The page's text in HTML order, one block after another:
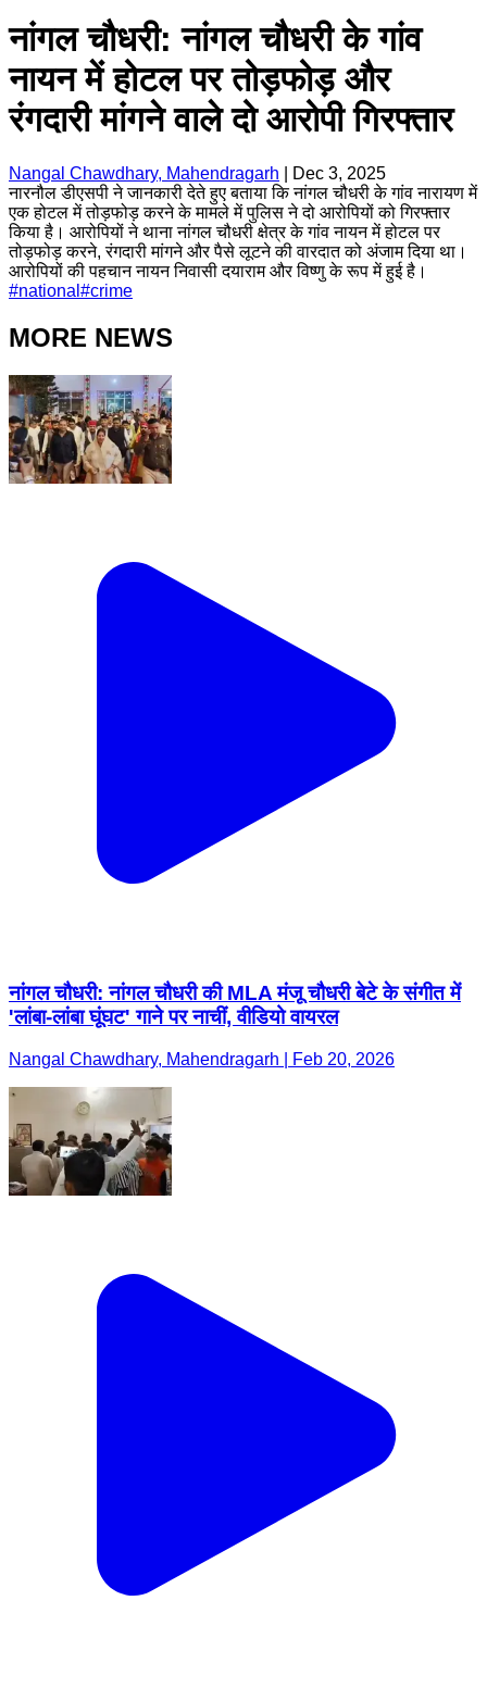
नांगल चौधरी: नांगल चौधरी के गांव
नायन में होटल पर तोड़फोड़ और
रंगदारी मांगने वाले दो आरोपी गिरफ्तार
Nangal Chawdhary, Mahendragarh
Dec 3, 2025
नारनौल डीएसपी ने जानकारी देते हुए बताया कि नांगल चौधरी के गांव नारायण में
एक होटल में तोड़फोड़ करने के मामले में पुलिस ने दो आरोपियों को गिरफ्तार
किया है। आरोपियों ने थाना नांगल चौधरी क्षेत्र के गांव नायन में होटल पर
तोड़फोड़ करने, रंगदारी मांगने और पैसे लूटने की वारदात को अंजाम दिया था।
आरोपियों की पहचान नायन निवासी दयाराम और विष्णु के रूप में हुई है।
#national #crime
MORE NEWS
नांगल चौधरी: नांगल चौधरी की MLA मंजू चौधरी बेटे के संगीत में
'लांबा-लांबा घूंघट' गाने पर नाचीं, वीडियो वायरल
Nangal Chawdhary, Mahendragarh | Feb 20, 2026